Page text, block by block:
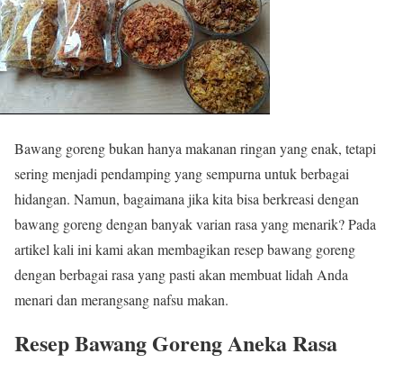
Bawang goreng bukan hanya makanan ringan yang enak, tetapi
sering menjadi pendamping yang sempurna untuk berbagai
hidangan. Namun, bagaimana jika kita bisa berkreasi dengan
bawang goreng dengan banyak varian rasa yang menarik? Pada
artikel kali ini kami akan membagikan resep bawang goreng
dengan berbagai rasa yang pasti akan membuat lidah Anda
menari dan merangsang nafsu makan.
Resep Bawang Goreng Aneka Rasa